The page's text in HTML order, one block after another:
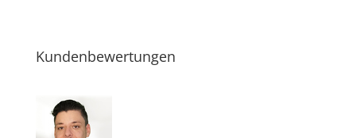
Kundenbewertungen